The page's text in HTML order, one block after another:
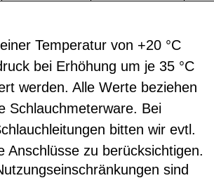
Temperatur von +20 °C
bei Erhöhung um je 35 °C
werden. Alle Werte beziehen
Schlauchmeterware. Bei
bitten wir evtl.
Anschlüsse zu berücksichtigen.
sind